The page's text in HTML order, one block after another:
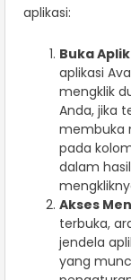
aplikasi:
Buka
aplikasi
mengklik
Anda, jika
membuka
pada
dalam
Akses
terbuka,
jendela
yang